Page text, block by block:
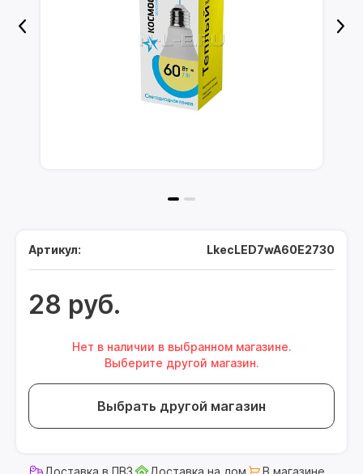
Артикул: LkecLED7wA60E2730
28 руб.
Нет в наличии в выбранном магазине.
Выберите другой магазин.
Выбрать другой магазин
Доставка в ПВЗ
Доставка на дом
В магазине